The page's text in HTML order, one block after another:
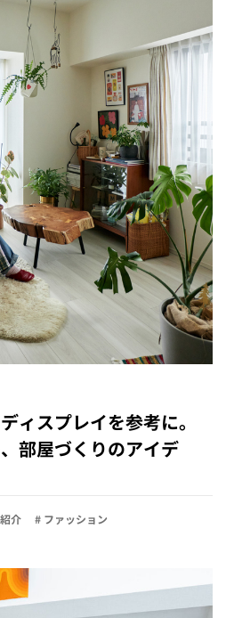
ィスプレイを参考に。
部屋づくりのアイデ
介 # ファッション